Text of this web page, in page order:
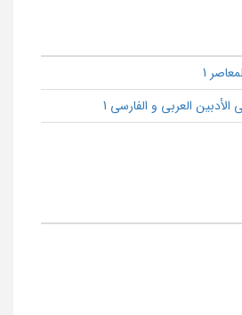
1
العربی و الفارسی 1